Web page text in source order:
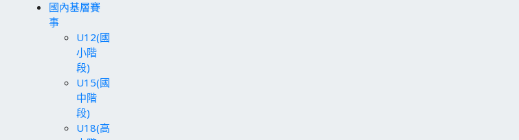
國內基層賽
事
U12(國
小階
段)
U15(國
中階
段)
U18(高